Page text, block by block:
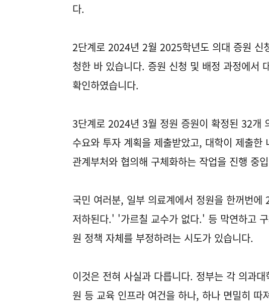
다.
2단계로 2024년 2월 2025학년도 의대 증원
청한 바 있습니다. 증원 신청 및 배정 과정에서
확인하였습니다.
3단계로 2024년 3월 정원 증원이 확정된 32개
수요와 투자 계획을 제출받았고, 대학이 제출
관계부처와 협의해 구체화하는 작업을 진행 중
국민 여러분, 일부 의료계에서 정원을 한꺼번
저하된다.' '가르칠 교수가 없다.' 등 막연하고
원 정책 자체를 부정하려는 시도가 있습니다.
이것은 전혀 사실과 다릅니다. 정부는 각 의과
원 등 교육 인프라 여건을 하나, 하나 면밀히 따